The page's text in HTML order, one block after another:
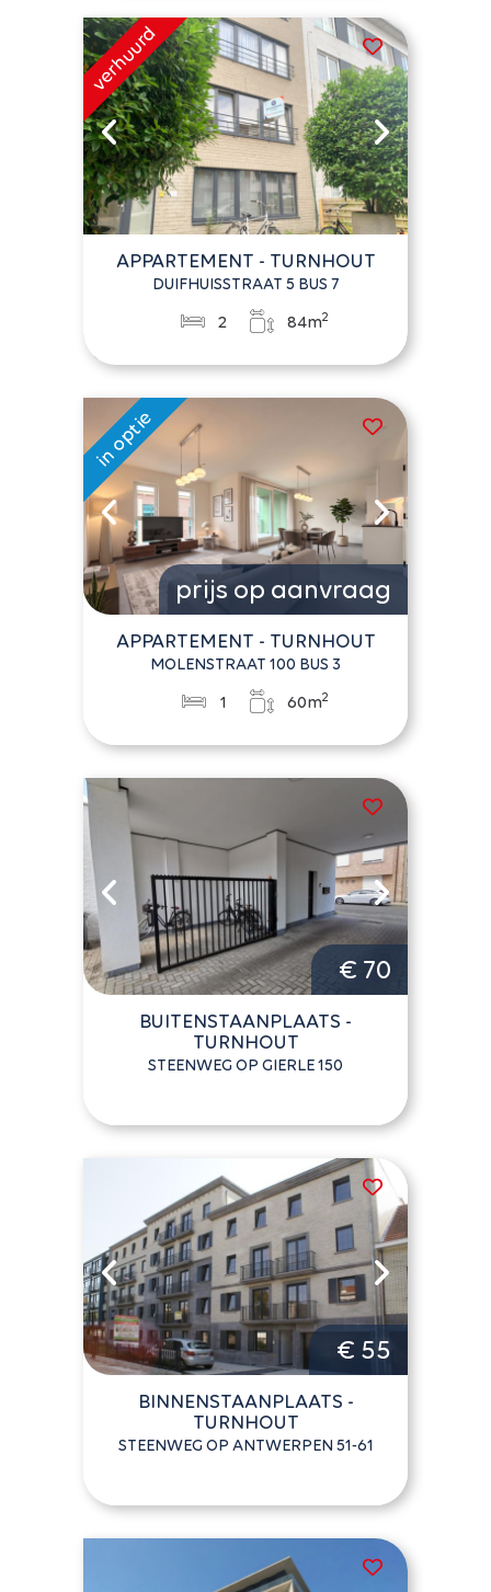
APPARTEMENT - TURNHOUT
DUIFHUISSTRAAT 5 BUS 7
2 84m2
prijs op aanvraag
APPARTEMENT - TURNHOUT
MOLENSTRAAT 100 BUS 3
1 60m2
€ 70
BUITENSTAANPLAATS -
TURNHOUT
STEENWEG OP GIERLE 150
€ 55
BINNENSTAANPLAATS -
TURNHOUT
STEENWEG OP ANTWERPEN 51-61